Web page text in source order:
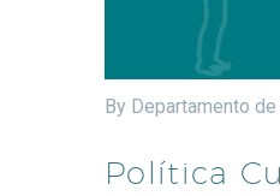
By Departamento
Política